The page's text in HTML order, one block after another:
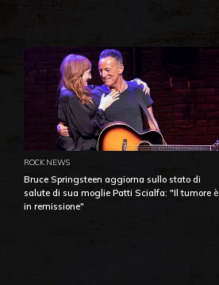
ROCK NEWS
Bruce Springsteen aggiorna sullo stato di
salute di sua moglie Patti Scialfa: "Il tumore è
in remissione"